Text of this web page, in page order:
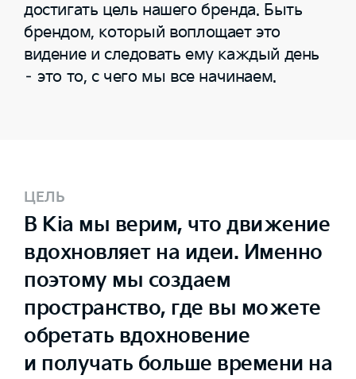
достигать цель нашего бренда. Быть
брендом, который воплощает это
видение и следовать ему каждый день
– это то, с чего мы все начинаем.
ЦЕЛЬ
В Kia мы верим, что движение
вдохновляет на идеи. Именно
поэтому мы создаем
пространство, где вы можете
обретать вдохновение
и получать больше времени на